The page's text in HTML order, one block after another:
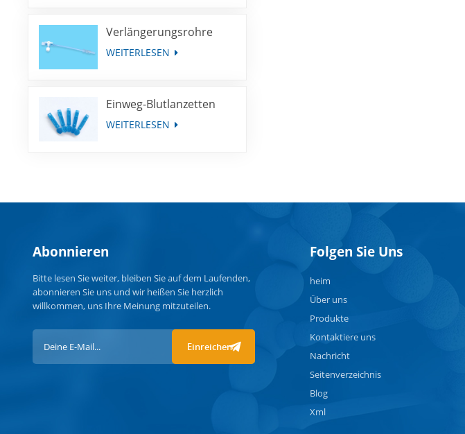
Verlängerungsrohre
WEITERLESEN
Einweg-Blutlanzetten
WEITERLESEN
Abonnieren
Bitte lesen Sie weiter, bleiben Sie auf dem Laufenden,
abonnieren Sie uns und wir heißen Sie herzlich
willkommen, uns Ihre Meinung mitzuteilen.
Einreichen
Folgen Sie Uns
heim
Über uns
Produkte
Kontaktiere uns
Nachricht
Seitenverzeichnis
Blog
Xml